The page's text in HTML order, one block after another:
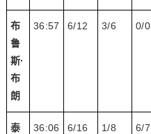
布
鲁
斯·
布
朗
36:57 6/12 3/6 0/0
泰
36:06 6/16 1/8 6/7